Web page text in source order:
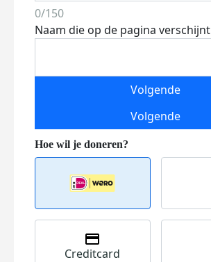
0/150
Naam die op de pagina verschijnt
Volgende
Volgende
Creditcard